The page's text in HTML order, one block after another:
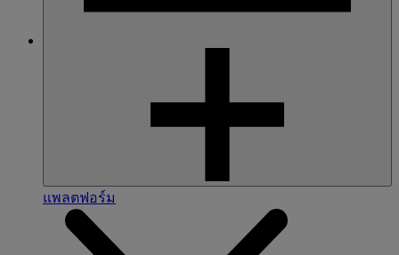
แพลตฟอร์ม